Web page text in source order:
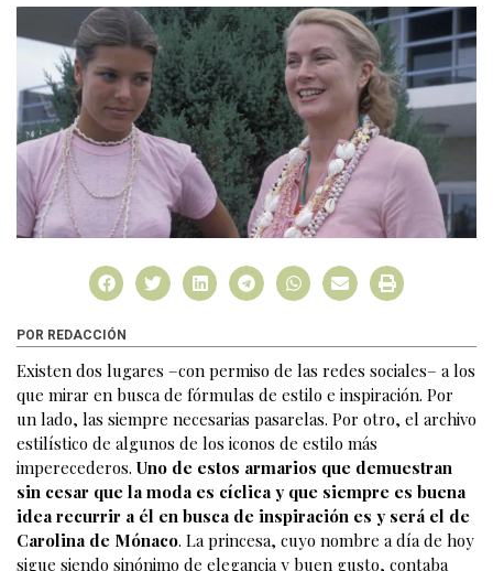
POR REDACCIÓN
Existen dos lugares –con permiso de las redes sociales– a los
que mirar en busca de fórmulas de estilo e inspiración. Por
un lado, las siempre necesarias pasarelas. Por otro, el archivo
estilístico de algunos de los iconos de estilo más
imperecederos. Uno de estos armarios que demuestran
sin cesar que la moda es cíclica y que siempre es buena
idea recurrir a él en busca de inspiración es y será el de
Carolina de Mónaco. La princesa, cuyo nombre a día de hoy
sigue siendo sinónimo de elegancia y buen gusto, contaba